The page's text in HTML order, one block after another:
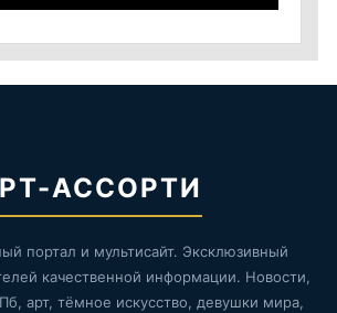
АССОРТИ
портал и мультисайт. Эксклюзивный
качественной информации. Новости,
арт, тёмное искусство, девушки мира,